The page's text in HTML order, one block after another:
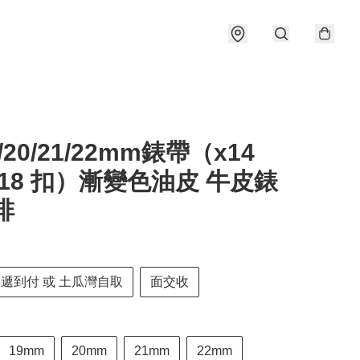
21/22mm錶帶（x14
扣）漸變色油皮 牛皮錶
到付 或 土瓜灣自取 面交收
19mm 20mm 21mm 22mm